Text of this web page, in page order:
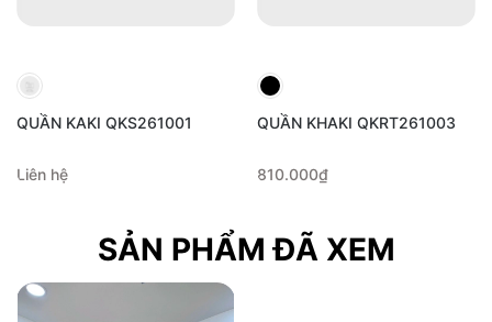
QUẦN KAKI QKS261001
Liên hệ
QUẦN KHAKI QKRT261003
810.000₫
SẢN PHẨM ĐÃ XEM